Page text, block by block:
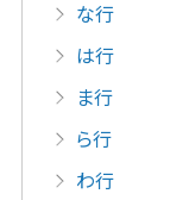
な行
は行
ま行
ら行
わ行